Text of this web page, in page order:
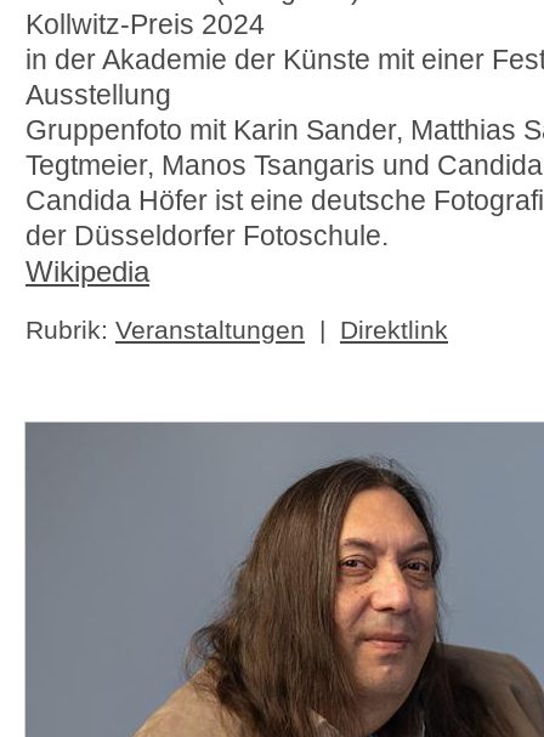
Kollwitz-Preis 2024
in der Akademie der Künste mit einer
Ausstellung
Gruppenfoto mit Karin Sander, Matthias
Tegtmeier, Manos Tsangaris und
Candida Höfer ist eine deutsche
der Düsseldorfer Fotoschule.
Wikipedia
Rubrik: Veranstaltungen | Direktlink